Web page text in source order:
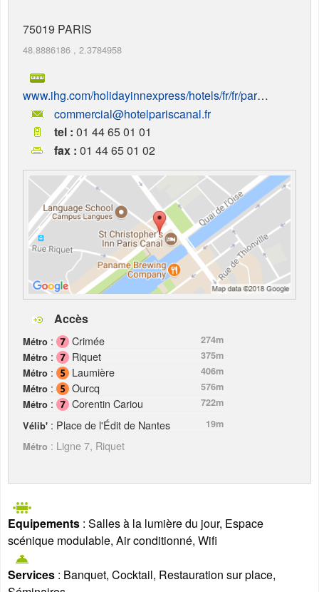
75019 PARIS
48.8886186 , 2.3784958
www.ihg.com/holidayinnexpress/hotels/fr/fr/paris/parlv/hoteldetail
commercial@hotelpariscanal.fr
tel : 01 44 65 01 01
fax : 01 44 65 01 02
Accès
Métro : Crimée
274m
Métro : Riquet
375m
Métro : Laumière
406m
Métro : Ourcq
576m
Métro : Corentin Cariou
722m
Vélib' : Place de l'Édit de Nantes
19m
Métro : Ligne 7, Riquet
Equipements : Salles à la lumière du jour, Espace
scénique modulable, Air conditionné, Wifi
Services : Banquet, Cocktail, Restauration sur place,